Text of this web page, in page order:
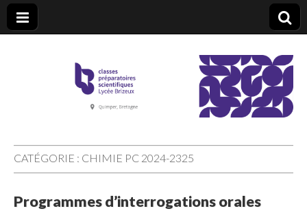
CPGE Brizeux
CATÉGORIE : CHIMIE PC 2024-2325
Programmes d’interrogations orales